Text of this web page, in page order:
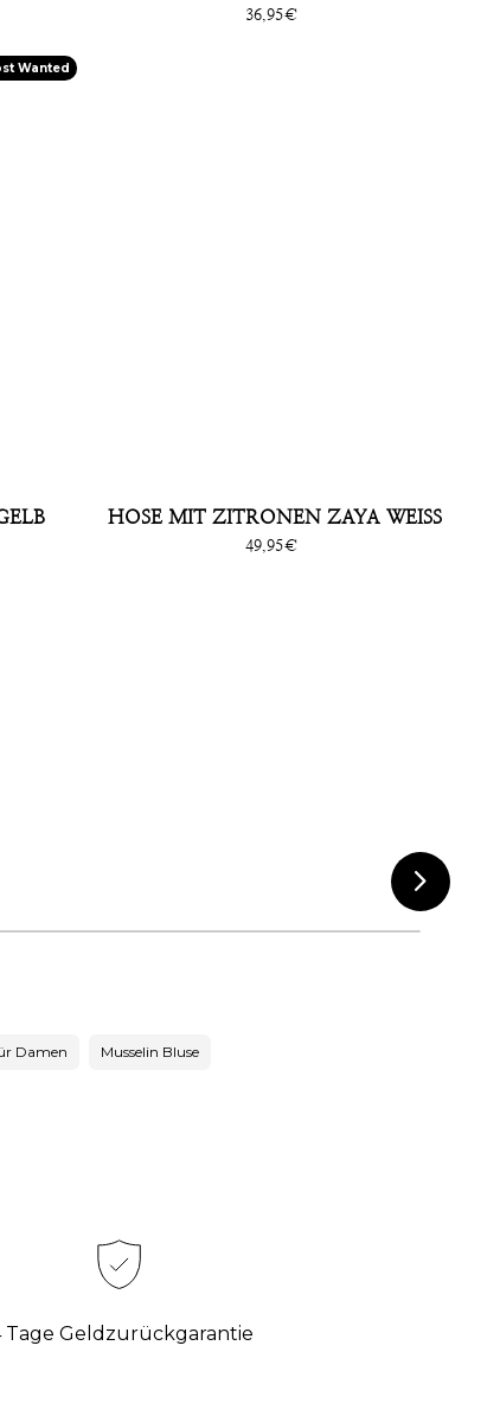
Sonderpreis
36,95€
Wanted
HOSE MIT ZITRONEN ZAYA WEISS
Sonderpreis
49,95€
chevron_right
Damen Musselin Bluse
Tage Geldzurückgarantie